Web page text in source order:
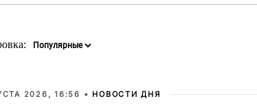
2026, 16:56 • НОВОСТИ ДНЯ